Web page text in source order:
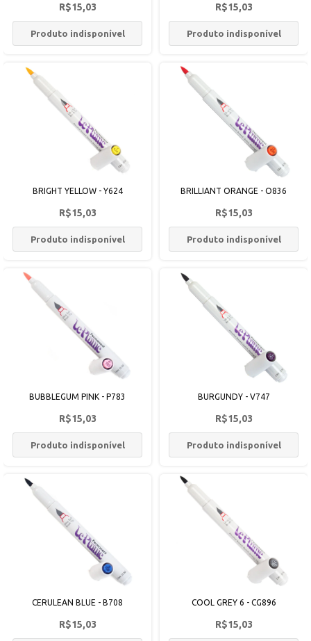
R$15,03
Produto indisponível
R$15,03
Produto indisponível
BRIGHT YELLOW - Y624
R$15,03
Produto indisponível
BRILLIANT ORANGE - O836
R$15,03
Produto indisponível
BUBBLEGUM PINK - P783
R$15,03
Produto indisponível
BURGUNDY - V747
R$15,03
Produto indisponível
CERULEAN BLUE - B708
R$15,03
COOL GREY 6 - CG896
R$15,03